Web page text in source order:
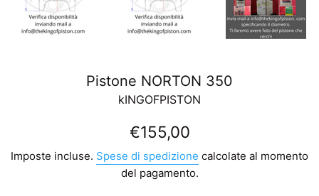
Pistone NORTON 350
kINGOFPISTON
Prezzo
listino
€155,00
Imposte incluse. Spese di spedizione calcolate al momento
del pagamento.